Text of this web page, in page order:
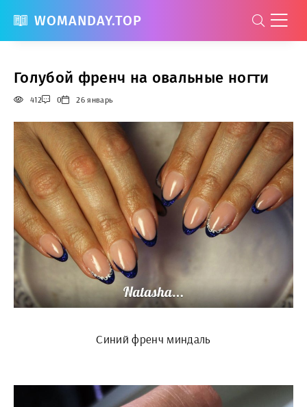
WOMANDAY.TOP
Голубой френч на овальные ногти
412 0 26 январь
Синий френч миндаль